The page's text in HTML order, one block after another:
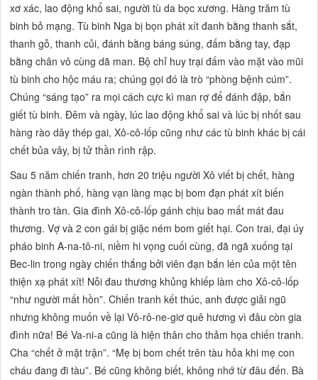
xơ xác, lao động khổ sai, người tù da bọc xương. Hàng trăm tù
binh bỏ mạng. Tù binh Nga bị bọn phát xít đanh bằng thanh sắt,
thanh gỗ, thanh củi, đánh bằng báng súng, đấm bằng tay, đạp
bằng chân vô cùng dã man. Bộ chỉ huy trại đấm vào mặt vào mũi
tù binh cho hộc máu ra; chúng gọi đó là trò“phòng bệnh cúm”.
Chúng“sáng tạo” ra mọi cách cực kì man rợ để đánh đập, bắn
giết tù binh. Đêm và ngày, lúc lao động khổ sai và lúc bị nhốt sau
hàng rào dây thép gai, Xô-cô-lốp cũng như các tù binh khác bị cái
chết bủa vây, bị tử thần rình rập.
Sau 5 năm chiến tranh, hơn 20 triệu người Xô viết bị chết, hàng
ngàn thành phố, hàng vạn làng mạc bị bom đạn phát xít biến
thành tro tàn. Gia đình Xô-cô-lốp gánh chịu bao mất mát đau
thương. Vợ và 2 con gái bị giặc ném bom giết hại. Con trai, đại úy
pháo binh A-na-tô-ni, niềm hi vọng cuối cùng, đã ngã xuống tại
Bec-lin trong ngày chiến thắng bởi viên đạn bắn lén của một tên
thiện xạ phát xít! Nỗi đau thương khủng khiếp làm cho Xô-cô-lốp
“như người mất hồn”. Chiến tranh kết thúc, anh được giải ngũ
nhưng không muốn về lại Vô-rô-ne-giơ quê hương vì đâu còn gia
đình nữa! Bé Va-ni-a cũng là hiện thân cho thảm họa chiến tranh.
Cha“chết ở mặt trận”. “Mẹ bị bom chết trên tàu hỏa khi mẹ con
cháu đang đi tàu”. Bé cũng không biết, không nhớ từ đâu đến. Bà